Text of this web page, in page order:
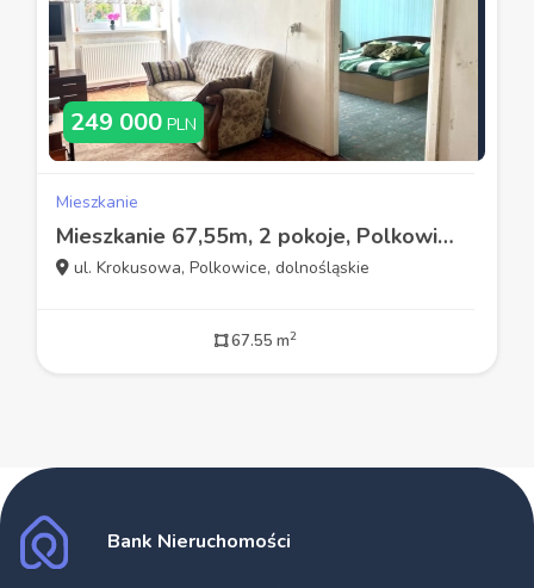
249 000 PLN
Mieszkanie
Mieszkanie 67,55m, 2 pokoje, Polkowice Dolne
ul. Krokusowa, Polkowice, dolnośląskie
67.55 m2
Bank Nieruchomości